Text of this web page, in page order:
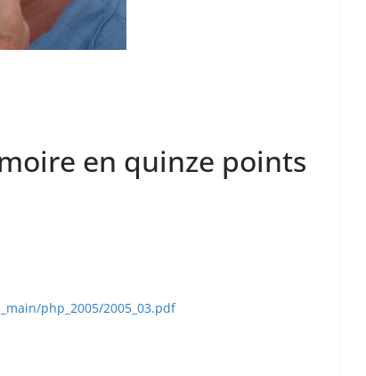
en quinze points
php_2005/2005_03.pdf